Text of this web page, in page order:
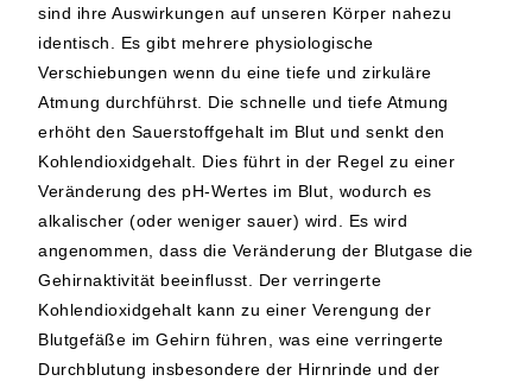
sind ihre Auswirkungen auf unseren Körper nahezu
identisch. Es gibt mehrere physiologische
Verschiebungen wenn du eine tiefe und zirkuläre
Atmung durchführst. Die schnelle und tiefe Atmung
erhöht den Sauerstoffgehalt im Blut und senkt den
Kohlendioxidgehalt. Dies führt in der Regel zu einer
Veränderung des pH-Wertes im Blut, wodurch es
alkalischer (oder weniger sauer) wird. Es wird
angenommen, dass die Veränderung der Blutgase die
Gehirnaktivität beeinflusst. Der verringerte
Kohlendioxidgehalt kann zu einer Verengung der
Blutgefäße im Gehirn führen, was eine verringerte
Durchblutung insbesondere der Hirnrinde und der